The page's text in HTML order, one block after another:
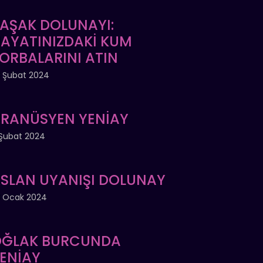
DOLUNAYI:
KUM
ATIN
Şubat 2024
YENİAY
2024
UYANIŞI DOLUNAY
Ocak 2024
BURCUNDA